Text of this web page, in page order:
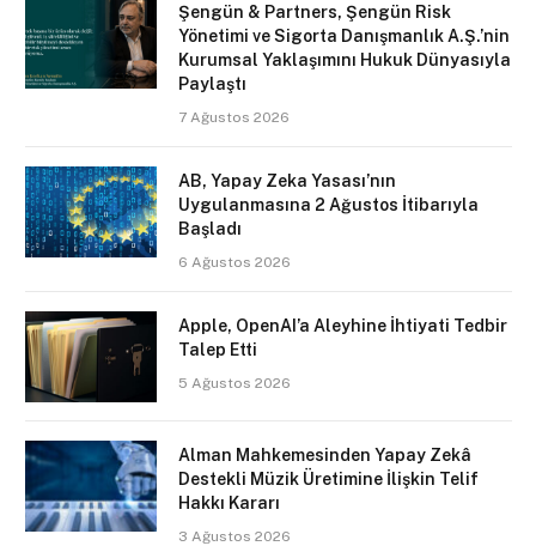
Şengün & Partners, Şengün Risk
Yönetimi ve Sigorta Danışmanlık A.Ş.’nin
Kurumsal Yaklaşımını Hukuk Dünyasıyla
Paylaştı
7 Ağustos 2026
AB, Yapay Zeka Yasası’nın
Uygulanmasına 2 Ağustos İtibarıyla
Başladı
6 Ağustos 2026
Apple, OpenAI’a Aleyhine İhtiyati Tedbir
Talep Etti
5 Ağustos 2026
Alman Mahkemesinden Yapay Zekâ
Destekli Müzik Üretimine İlişkin Telif
Hakkı Kararı
3 Ağustos 2026